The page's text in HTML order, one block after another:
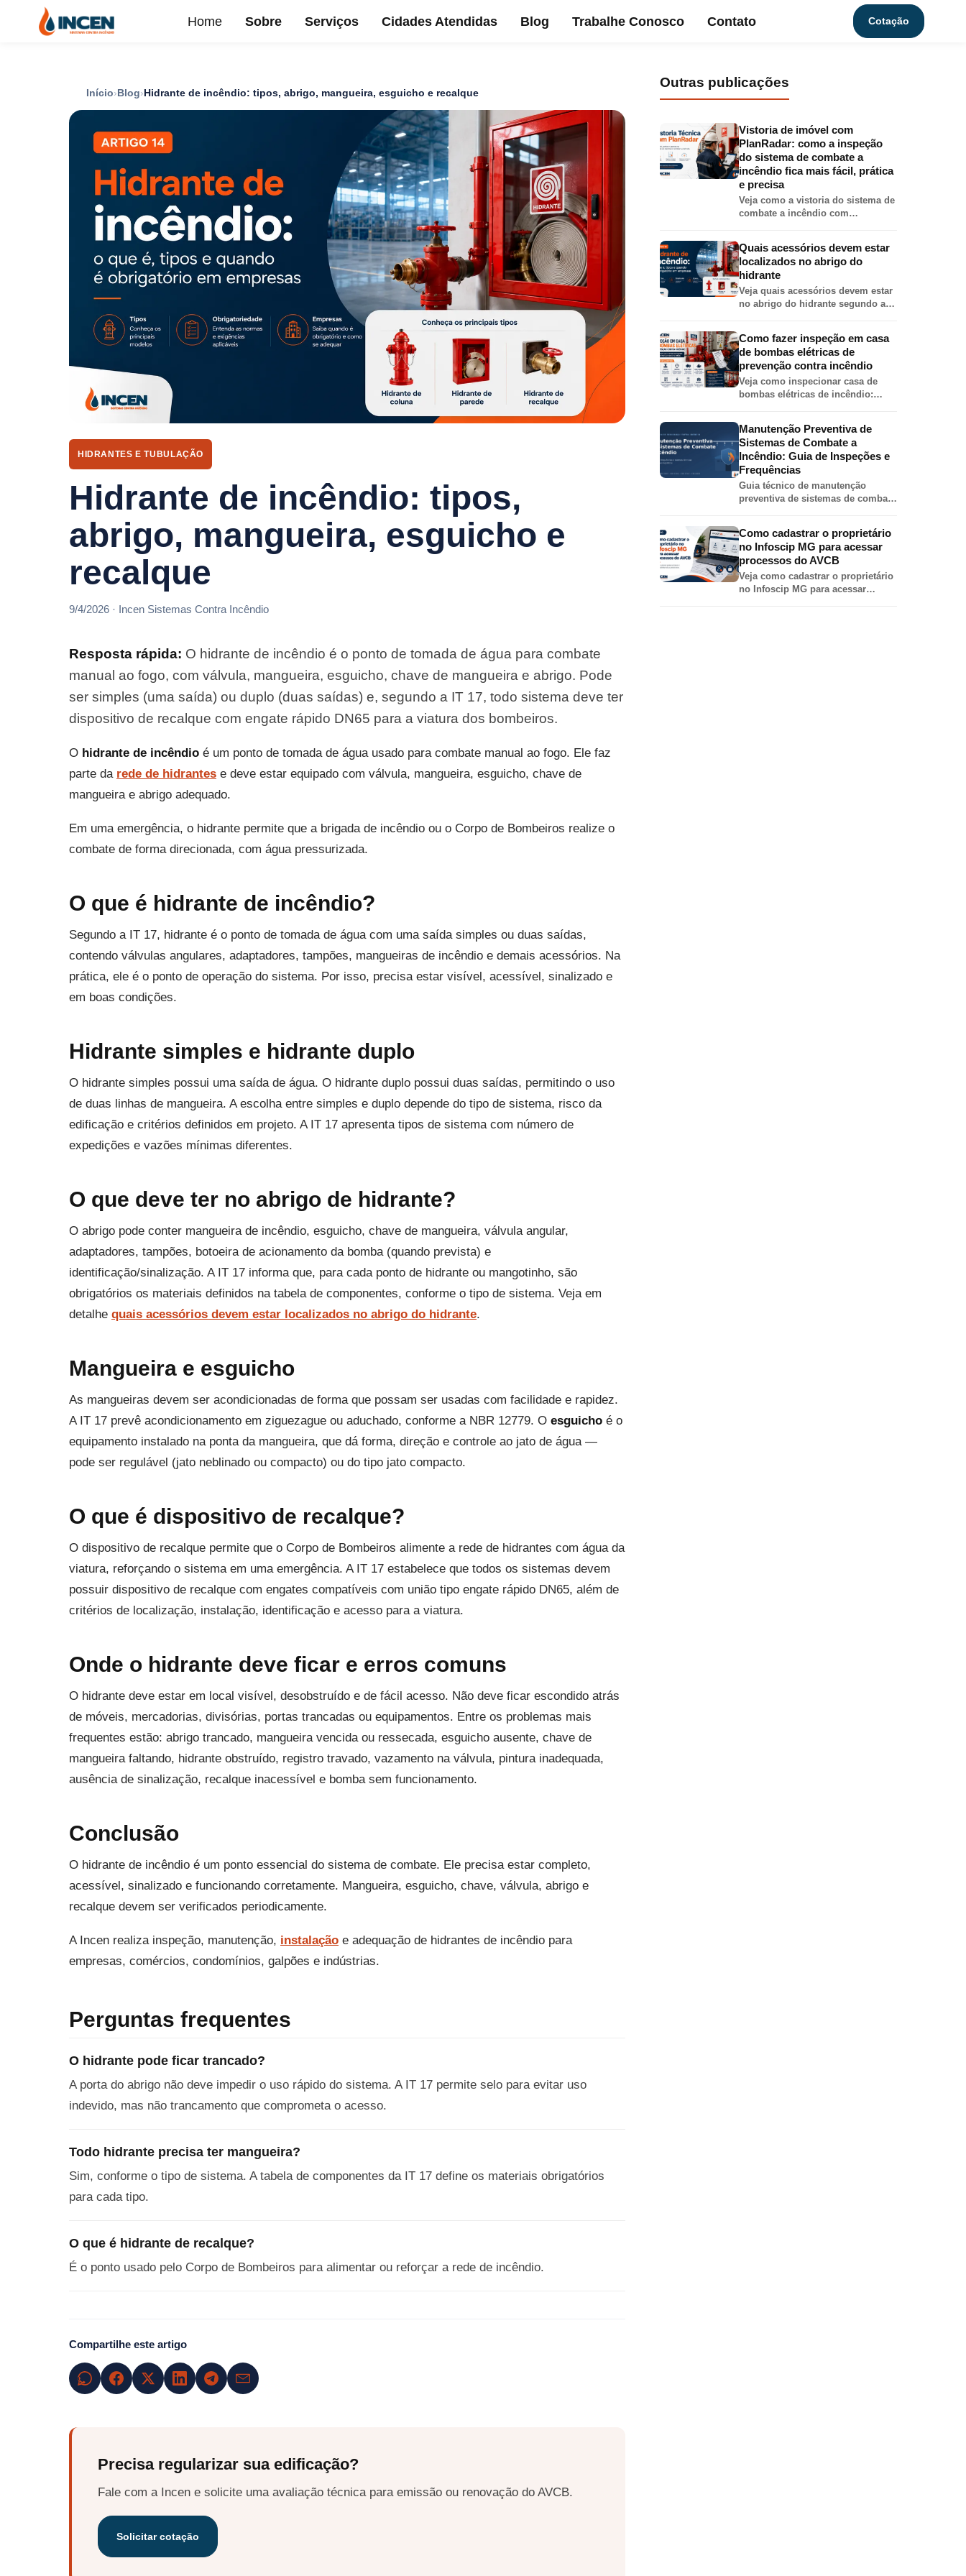
Home Sobre Serviços Cidades Atendidas Blog Trabalhe Conosco Contato Cotação
Início Blog Hidrante de incêndio: tipos, abrigo, mangueira, esguicho e recalque
HIDRANTES E TUBULAÇÃO
Hidrante de incêndio: tipos,
abrigo, mangueira, esguicho e
recalque
9/4/2026 · Incen Sistemas Contra Incêndio
Resposta rápida: O hidrante de incêndio é o ponto de tomada de água para combate
manual ao fogo, com válvula, mangueira, esguicho, chave de mangueira e abrigo. Pode
ser simples (uma saída) ou duplo (duas saídas) e, segundo a IT 17, todo sistema deve ter
dispositivo de recalque com engate rápido DN65 para a viatura dos bombeiros.
O hidrante de incêndio é um ponto de tomada de água usado para combate manual ao fogo. Ele faz
parte da rede de hidrantes e deve estar equipado com válvula, mangueira, esguicho, chave de
mangueira e abrigo adequado.
Em uma emergência, o hidrante permite que a brigada de incêndio ou o Corpo de Bombeiros realize o
combate de forma direcionada, com água pressurizada.
O que é hidrante de incêndio?
Segundo a IT 17, hidrante é o ponto de tomada de água com uma saída simples ou duas saídas,
contendo válvulas angulares, adaptadores, tampões, mangueiras de incêndio e demais acessórios. Na
prática, ele é o ponto de operação do sistema. Por isso, precisa estar visível, acessível, sinalizado e
em boas condições.
Hidrante simples e hidrante duplo
O hidrante simples possui uma saída de água. O hidrante duplo possui duas saídas, permitindo o uso
de duas linhas de mangueira. A escolha entre simples e duplo depende do tipo de sistema, risco da
edificação e critérios definidos em projeto. A IT 17 apresenta tipos de sistema com número de
expedições e vazões mínimas diferentes.
O que deve ter no abrigo de hidrante?
O abrigo pode conter mangueira de incêndio, esguicho, chave de mangueira, válvula angular,
adaptadores, tampões, botoeira de acionamento da bomba (quando prevista) e
identificação/sinalização. A IT 17 informa que, para cada ponto de hidrante ou mangotinho, são
obrigatórios os materiais definidos na tabela de componentes, conforme o tipo de sistema. Veja em
detalhe quais acessórios devem estar localizados no abrigo do hidrante.
Mangueira e esguicho
As mangueiras devem ser acondicionadas de forma que possam ser usadas com facilidade e rapidez.
A IT 17 prevê acondicionamento em ziguezague ou aduchado, conforme a NBR 12779. O esguicho é o
equipamento instalado na ponta da mangueira, que dá forma, direção e controle ao jato de água —
pode ser regulável (jato neblinado ou compacto) ou do tipo jato compacto.
O que é dispositivo de recalque?
O dispositivo de recalque permite que o Corpo de Bombeiros alimente a rede de hidrantes com água da
viatura, reforçando o sistema em uma emergência. A IT 17 estabelece que todos os sistemas devem
possuir dispositivo de recalque com engates compatíveis com união tipo engate rápido DN65, além de
critérios de localização, instalação, identificação e acesso para a viatura.
Onde o hidrante deve ficar e erros comuns
O hidrante deve estar em local visível, desobstruído e de fácil acesso. Não deve ficar escondido atrás
de móveis, mercadorias, divisórias, portas trancadas ou equipamentos. Entre os problemas mais
frequentes estão: abrigo trancado, mangueira vencida ou ressecada, esguicho ausente, chave de
mangueira faltando, hidrante obstruído, registro travado, vazamento na válvula, pintura inadequada,
ausência de sinalização, recalque inacessível e bomba sem funcionamento.
Conclusão
O hidrante de incêndio é um ponto essencial do sistema de combate. Ele precisa estar completo,
acessível, sinalizado e funcionando corretamente. Mangueira, esguicho, chave, válvula, abrigo e
recalque devem ser verificados periodicamente.
A Incen realiza inspeção, manutenção, instalação e adequação de hidrantes de incêndio para
empresas, comércios, condomínios, galpões e indústrias.
Perguntas frequentes
O hidrante pode ficar trancado?
A porta do abrigo não deve impedir o uso rápido do sistema. A IT 17 permite selo para evitar uso
indevido, mas não trancamento que comprometa o acesso.
Todo hidrante precisa ter mangueira?
Sim, conforme o tipo de sistema. A tabela de componentes da IT 17 define os materiais obrigatórios
para cada tipo.
O que é hidrante de recalque?
É o ponto usado pelo Corpo de Bombeiros para alimentar ou reforçar a rede de incêndio.
Compartilhe este artigo
Precisa regularizar sua edificação?
Fale com a Incen e solicite uma avaliação técnica para emissão ou renovação do AVCB.
Solicitar cotação
Outras publicações
Vistoria de imóvel com
PlanRadar: como a inspeção
do sistema de combate a
incêndio fica mais fácil, prática
e precisa
Veja como a vistoria do sistema de
combate a incêndio com
fotos, localização em planta,
checklist e PDF técnico.
Quais acessórios devem estar
localizados no abrigo do
hidrante
Veja quais acessórios devem estar
no abrigo do hidrante segundo a
válvula angular, adaptador e
tampão.
Como fazer inspeção em casa
de bombas elétricas de
prevenção contra incêndio
Veja como inspecionar casa de
bombas elétricas de incêndio:
elétrica e teste automático.
Manutenção Preventiva de
Sistemas de Combate a
Incêndio: Guia de Inspeções e
Frequências
Guia técnico de manutenção
preventiva de sistemas de combate
extintores e alarme por norma.
Como cadastrar o proprietário
no Infoscip MG para acessar
processos do AVCB
Veja como cadastrar o proprietário
no Infoscip MG para acessar